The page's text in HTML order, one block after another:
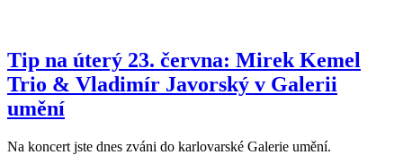
Tip na úterý 23. června: Mirek Kemel
Trio & Vladimír Javorský v Galerii
umění
Na koncert jste dnes zváni do karlovarské Galerie umění.